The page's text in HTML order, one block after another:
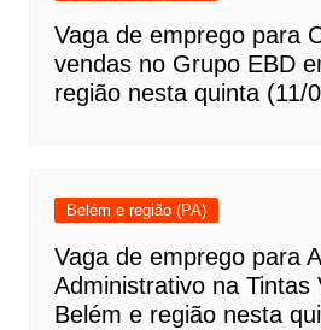
Vaga de emprego para
vendas no Grupo EBD
região nesta quinta (11/
Belém e região (PA)
Vaga de emprego para
Administrativo na Tintas
Belém e região nesta